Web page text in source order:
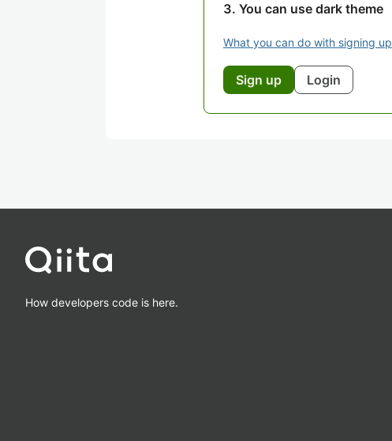
You can use dark theme
What you can do with signing up
Sign up Login
How developers code is here.